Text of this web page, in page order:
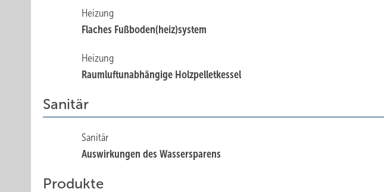
Heizung
Flaches Fußboden(heiz)system
Heizung
Raumluftunabhängige Holzpelletkessel
Sanitär
Sanitär
Auswirkungen des Wassersparens
Produkte